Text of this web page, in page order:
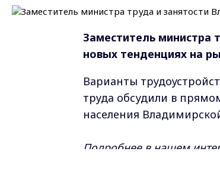
Заместитель министра
новых тенденциях на
Варианты
труда обсудили в
населения
Подробнее в нашем